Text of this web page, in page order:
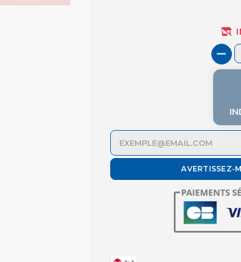
AVERTISSEZ-